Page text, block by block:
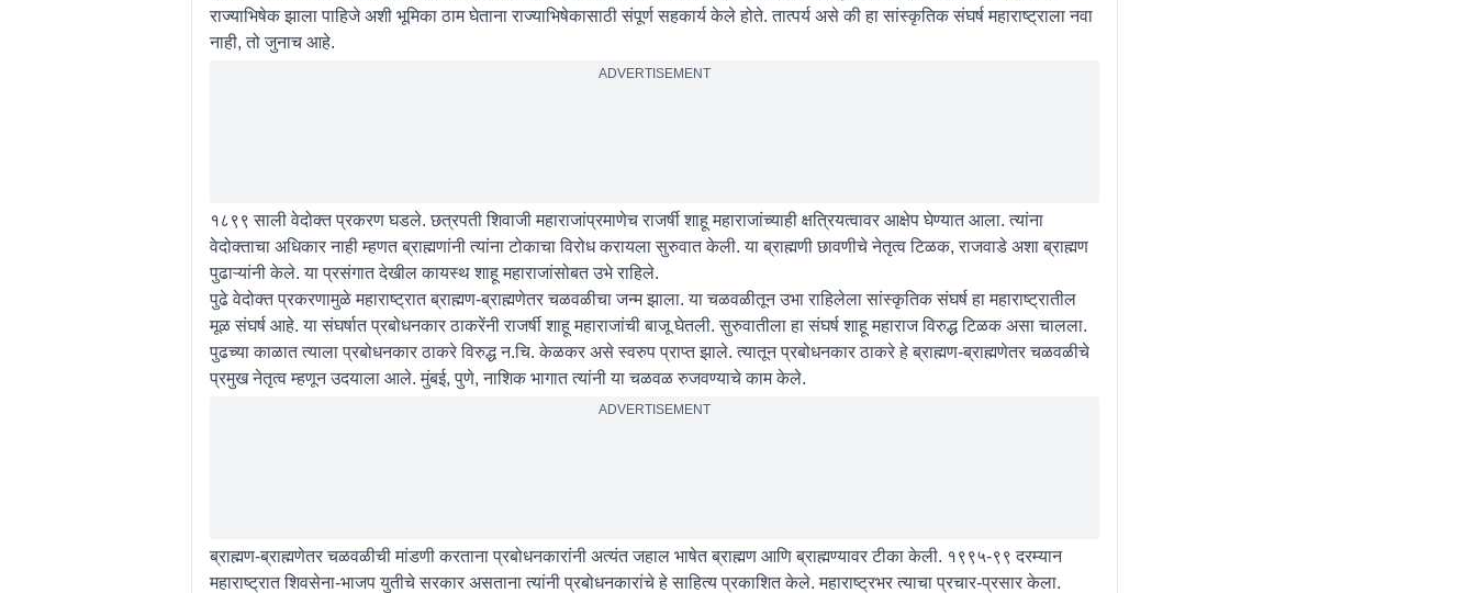
राज्याभिषेक झाला पाहिजे अशी भूमिका ठाम घेताना राज्याभिषेकासाठी संपूर्ण सहकार्य केले होते. तात्पर्य असे की हा सांस्कृतिक संघर्ष महाराष्ट्राला नवा
नाही, तो जुनाच आहे.
ADVERTISEMENT
१८९९ साली वेदोक्त प्रकरण घडले. छत्रपती शिवाजी महाराजांप्रमाणेच राजर्षी शाहू महाराजांच्याही क्षत्रियत्वावर आक्षेप घेण्यात आला. त्यांना
वेदोक्ताचा अधिकार नाही म्हणत ब्राह्मणांनी त्यांना टोकाचा विरोध करायला सुरुवात केली. या ब्राह्मणी छावणीचे नेतृत्व टिळक, राजवाडे अशा ब्राह्मण
पुढाऱ्यांनी केले. या प्रसंगात देखील कायस्थ शाहू महाराजांसोबत उभे राहिले.
पुढे वेदोक्त प्रकरणामुळे महाराष्ट्रात ब्राह्मण-ब्राह्मणेतर चळवळीचा जन्म झाला. या चळवळीतून उभा राहिलेला सांस्कृतिक संघर्ष हा महाराष्ट्रातील
मूळ संघर्ष आहे. या संघर्षात प्रबोधनकार ठाकरेंनी राजर्षी शाहू महाराजांची बाजू घेतली. सुरुवातीला हा संघर्ष शाहू महाराज विरुद्ध टिळक असा चालला.
पुढच्या काळात त्याला प्रबोधनकार ठाकरे विरुद्ध न.चि. केळकर असे स्वरुप प्राप्त झाले. त्यातून प्रबोधनकार ठाकरे हे ब्राह्मण-ब्राह्मणेतर चळवळीचे
प्रमुख नेतृत्व म्हणून उदयाला आले. मुंबई, पुणे, नाशिक भागात त्यांनी या चळवळ रुजवण्याचे काम केले.
ADVERTISEMENT
ब्राह्मण-ब्राह्मणेतर चळवळीची मांडणी करताना प्रबोधनकारांनी अत्यंत जहाल भाषेत ब्राह्मण आणि ब्राह्मण्यावर टीका केली. १९९५-९९ दरम्यान
महाराष्ट्रात शिवसेना-भाजप युतीचे सरकार असताना त्यांनी प्रबोधनकारांचे हे साहित्य प्रकाशित केले. महाराष्ट्रभर त्याचा प्रचार-प्रसार केला.